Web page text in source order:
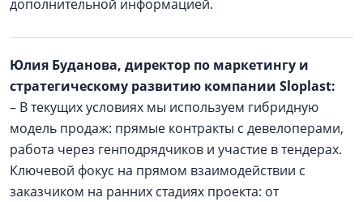
дополнительной информацией.
Юлия Буданова, директор по маркетингу и
стратегическому развитию компании Sloplast:
– В текущих условиях мы используем гибридную
модель продаж: прямые контракты с девелоперами,
работа через генподрядчиков и участие в тендерах.
Ключевой фокус на прямом взаимодействии с
заказчиком на ранних стадиях проекта: от